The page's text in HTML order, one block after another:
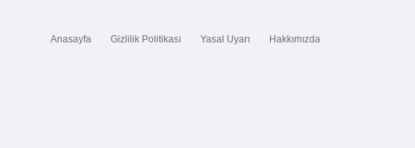
Anasayfa Gizlilik Politikası Yasal Uyarı Hakkımızda